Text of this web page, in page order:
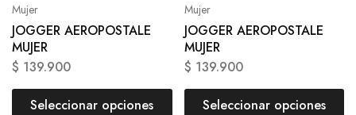
Mujer
JOGGER AEROPOSTALE
MUJER
$ 139.900
Seleccionar opciones
Mujer
JOGGER AEROPOSTALE
MUJER
$ 139.900
Seleccionar opciones